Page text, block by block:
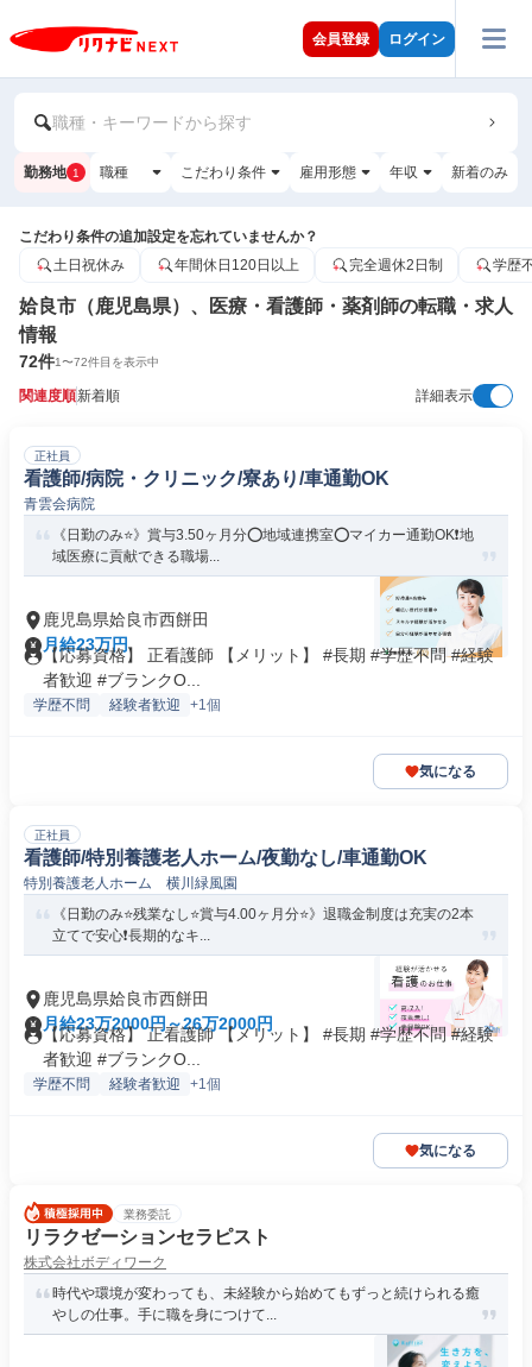
会員登録 ログイン
職種・キーワードから探す
勤務地 1 職種 こだわり条件 雇用形態 年収 新着のみ
こだわり条件の追加設定を忘れていませんか？
土日祝休み
年間休日120日以上 完全週休2日制 学歴
姶良市（鹿児島県）、医療・看護師・薬剤師の転職・求人
情報
72件1〜72件目を表示中
関連度順新着順 詳細表示
正社員
看護師/病院・クリニック/寮あり/車通勤OK
青雲会病院
《日勤のみ⭐》賞与3.50ヶ月分⭕地域連携室⭕マイカー通勤OK❗️地
域医療に貢献できる職場...
鹿児島県姶良市西餅田
月給23万円
【応募資格】 正看護師 【メリット】 #長期 #学歴不問 #経験
者歓迎 #ブランクO...
学歴不問 経験者歓迎 +1個
気になる
正社員
看護師/特別養護老人ホーム/夜勤なし/車通勤OK
特別養護老人ホーム 横川緑風園
《日勤のみ⭐残業なし⭐賞与4.00ヶ月分⭐》退職金制度は充実の2本
立てで安心❗️長期的なキ...
鹿児島県姶良市西餅田
月給23万2000円～26万2000円
【応募資格】 正看護師 【メリット】 #長期 #学歴不問 #経験
者歓迎 #ブランクO...
学歴不問 経験者歓迎 +1個
気になる
業務委託
リラクゼーションセラピスト
株式会社ボディワーク
時代や環境が変わっても、未経験から始めてもずっと続けられる癒
やしの仕事。手に職を身につけて...